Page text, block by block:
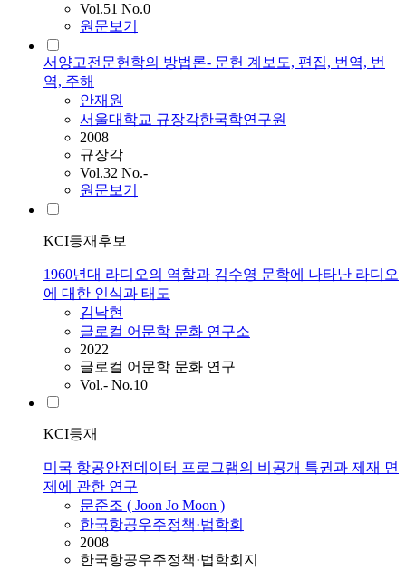
Vol.51 No.0
원문보기
서양고전문헌학의 방법론- 문헌 계보도, 편집, 번역, 번
역, 주해
안재원
서울대학교 규장각한국학연구원
2008
규장각
Vol.32 No.-
원문보기
KCI등재후보
1960년대 라디오의 역할과 김수영 문학에 나타난 라디오
에 대한 인식과 태도
김낙현
글로컬 어문학 문화 연구소
2022
글로컬 어문학 문화 연구
Vol.- No.10
KCI등재
미국 항공안전데이터 프로그램의 비공개 특권과 제재 면
제에 관한 연구
문준조 ( Joon Jo Moon )
한국항공우주정책·법학회
2008
한국항공우주정책·법학회지